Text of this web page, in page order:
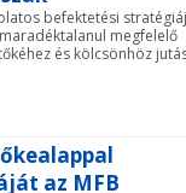
befektetési
megfelelő
és kölcsönhöz
az MFB